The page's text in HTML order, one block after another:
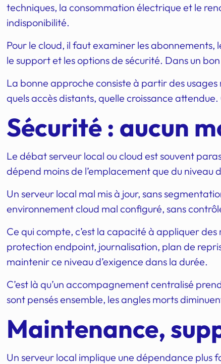
techniques, la consommation électrique et le
indisponibilité.
Pour le cloud, il faut examiner les abonnements,
le support et les options de sécurité. Dans un
La bonne approche consiste à partir des usages
quels accès distants, quelle croissance
Sécurité : aucun
Le débat serveur local ou cloud est souvent
dépend moins de l’emplacement que du niveau
Un serveur local mal mis à jour, sans
environnement cloud mal configuré, sans
Ce qui compte, c’est la capacité à appliquer
protection endpoint, journalisation, plan de
maintenir ce niveau d’exigence dans la durée.
C’est là qu’un accompagnement centralisé
sont pensés ensemble, les angles morts
Maintenance,
Un serveur local implique une dépendance plus